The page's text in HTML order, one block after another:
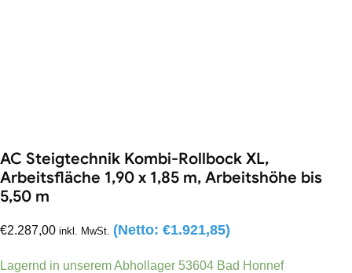
AC Steigtechnik Kombi-Rollbock XL,
Arbeitsfläche 1,90 x 1,85 m, Arbeitshöhe bis
5,50 m
€2.287,00 inkl. MwSt. (Netto: €1.921,85)
Lagernd in unserem Abhollager 53604 Bad Honnef